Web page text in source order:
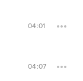
04:01
04:07